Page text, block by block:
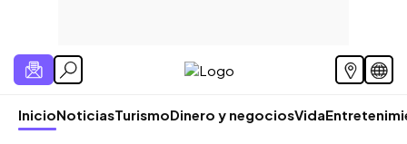
InicioNoticiasTurismoDinero y negociosVida